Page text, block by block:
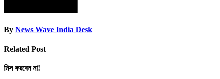
By News Wave India Desk
Related Post
মিস করবেন না!